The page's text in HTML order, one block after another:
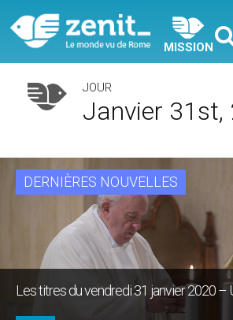
MISSION
JOUR
Janvier 31st,
DERNIÈRES NOUVELLES
Les titres du vendredi 31 janvier 2020 –